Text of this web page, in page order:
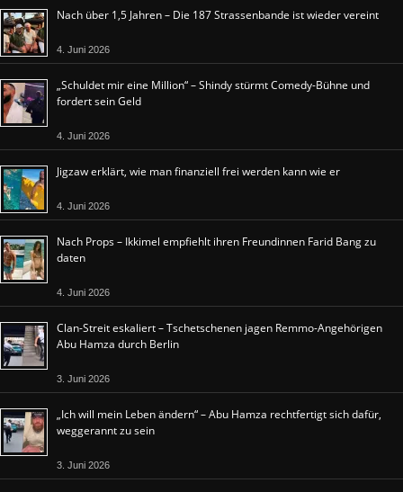
Nach über 1,5 Jahren – Die 187 Strassenbande ist wieder vereint
4. Juni 2026
„Schuldet mir eine Million“ – Shindy stürmt Comedy-Bühne und
fordert sein Geld
4. Juni 2026
Jigzaw erklärt, wie man finanziell frei werden kann wie er
4. Juni 2026
Nach Props – Ikkimel empfiehlt ihren Freundinnen Farid Bang zu
daten
4. Juni 2026
Clan-Streit eskaliert – Tschetschenen jagen Remmo-Angehörigen
Abu Hamza durch Berlin
3. Juni 2026
„Ich will mein Leben ändern“ – Abu Hamza rechtfertigt sich dafür,
weggerannt zu sein
3. Juni 2026